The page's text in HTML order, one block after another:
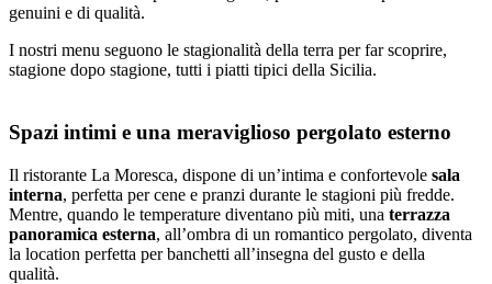
genuini e di qualità.
I nostri menu seguono le stagionalità della terra per far scoprire,
stagione dopo stagione, tutti i piatti tipici della Sicilia.
Spazi intimi e una meraviglioso pergolato esterno
Il ristorante La Moresca, dispone di un’intima e confortevole sala
interna, perfetta per cene e pranzi durante le stagioni più fredde.
Mentre, quando le temperature diventano più miti, una terrazza
panoramica esterna, all’ombra di un romantico pergolato, diventa
la location perfetta per banchetti all’insegna del gusto e della
qualità.